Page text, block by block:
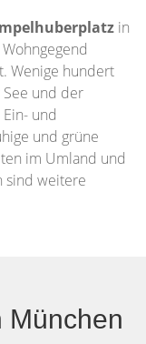
in
Wenige hundert
und der
und
und grüne
im Umland und
sind weitere
München